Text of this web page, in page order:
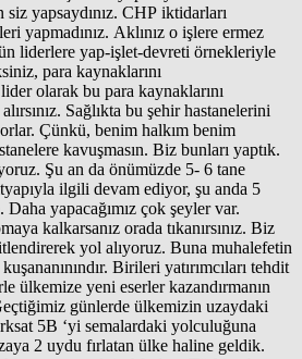
yapsaydınız. CHP iktidarları
yapmadınız. Aklınız o işlere ermez
liderlere yap-işlet-devreti örnekleriyle
para kaynaklarını
olarak bu para kaynaklarını
Sağlıkta bu şehir hastanelerini
Çünkü, benim halkım benim
kavuşmasın. Biz bunları yaptık.
Şu an da önümüzde 5- 6 tane
ilgili devam ediyor, şu anda 5
yapacağımız çok şeyler var.
kalkarsanız orada tıkanırsınız. Biz
yol alıyoruz. Buna muhalefetin
Birileri yatırımcıları tehdit
ülkemize yeni eserler kazandırmanın
günlerde ülkemizin uzaydaki
5B ‘yi semalardaki yolculuğuna
2 uydu fırlatan ülke haline geldik.